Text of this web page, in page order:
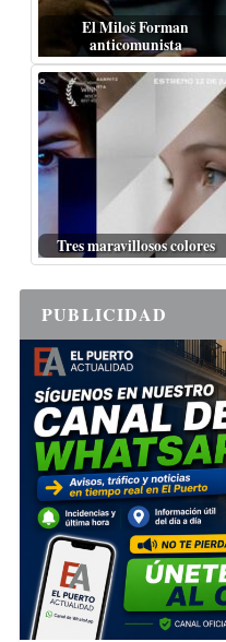
El Miloš Forman
anticomunista
Tres maravillosos colores
PUBLICIDAD